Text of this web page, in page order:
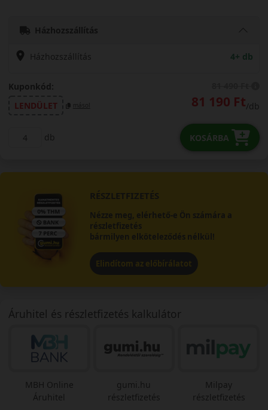
Házhozszállítás
Házhozszállítás 4+ db
Kuponkód:
LENDÜLET
másol 81 190 Ft/db
db KOSÁRBA
RÉSZLETFIZETÉS
Nézze meg, elérhető-e Ön számára a
részletfizetés
bármilyen elköteleződés nélkül!
Elindítom az előbírálatot
Áruhitel és részletfizetés kalkulátor
MBH Online
Áruhitel
gumi.hu
részletfizetés
Milpay
részletfizetés